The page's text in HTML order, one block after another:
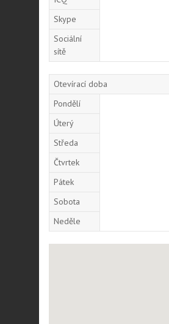
Skype
Sociální
sítě
Otevírací doba
Pondělí
Úterý
Středa
Čtvrtek
Pátek
Sobota
Neděle